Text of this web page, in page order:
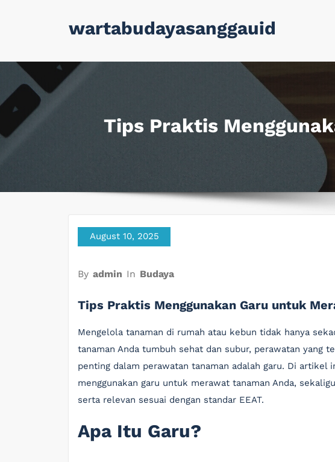
wartabudayasanggauid
Tips Praktis
August 10, 2025
By admin In Budaya
Tips Praktis Menggunakan Garu untuk
Mengelola tanaman di rumah atau kebun tidak hanya
tanaman Anda tumbuh sehat dan subur, perawatan yang
penting dalam perawatan tanaman adalah garu. Di artikel
menggunakan garu untuk merawat tanaman Anda,
serta relevan sesuai dengan standar EEAT.
Apa Itu Garu?